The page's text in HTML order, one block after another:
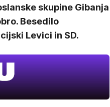
skupine Gibanja
Besedilo
Levici in SD.